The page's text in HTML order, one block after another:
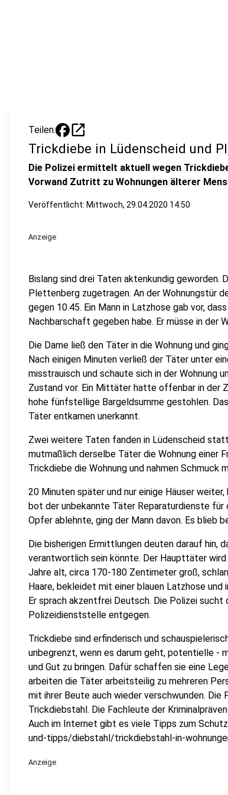
Teilen: open_in_new
Trickdiebe in Lüdenscheid und
Die Polizei ermittelt aktuell wegen
Vorwand Zutritt zu Wohnungen älterer
Veröffentlicht: Mittwoch, 29.04.2020 14:50
Anzeige
Bislang sind drei Taten aktenkundig geworden.
Plettenberg zugetragen. An der Wohnungstür
gegen 10.45. Ein Mann in Latzhose gab vor,
Nachbarschaft gegeben habe. Er müsse in der
Die Dame ließ den Täter in die Wohnung und
Nach einigen Minuten verließ der Täter unter
misstrauisch und schaute sich in der Wohnung
Zustand vor. Ein Mittäter hatte offenbar in der
hohe fünfstellige Bargeldsumme gestohlen.
Täter entkamen unerkannt.
Zwei weitere Taten fanden in Lüdenscheid
mutmaßlich derselbe Täter die Wohnung einer
Trickdiebe die Wohnung und nahmen Schmuck
20 Minuten später und nur einige Häuser
bot der unbekannte Täter Reparaturdienste
Opfer ablehnte, ging der Mann davon. Es blieb
Die bisherigen Ermittlungen deuten darauf hin,
verantwortlich sein könnte. Der Haupttäter
Jahre alt, circa 170-180 Zentimeter groß,
Haare, bekleidet mit einer blauen Latzhose
Er sprach akzentfrei Deutsch. Die Polizei sucht
Polizeidienststelle entgegen.
Trickdiebe sind erfinderisch und
unbegrenzt, wenn es darum geht, potentielle -
und Gut zu bringen. Dafür schaffen sie eine
arbeiten die Täter arbeitsteilig zu mehreren
mit ihrer Beute auch wieder verschwunden.
Trickdiebstahl. Die Fachleute der
Auch im Internet gibt es viele Tipps zum
und-tipps/diebstahl/trickdiebstahl-in-
Anzeige